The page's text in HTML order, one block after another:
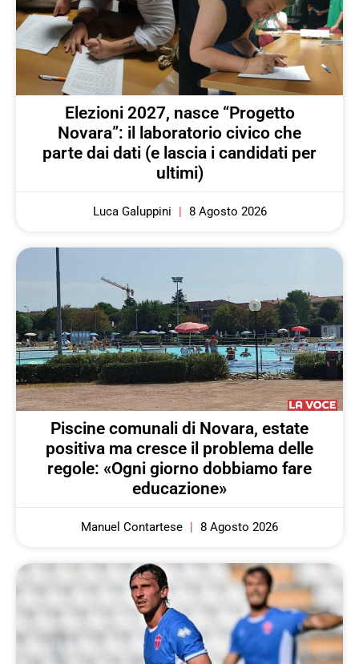
Elezioni 2027, nasce “Progetto
Novara”: il laboratorio civico che
parte dai dati (e lascia i candidati per
ultimi)
Luca Galuppini 8 Agosto 2026
Piscine comunali di Novara, estate
positiva ma cresce il problema delle
regole: «Ogni giorno dobbiamo fare
educazione»
Manuel Contartese 8 Agosto 2026